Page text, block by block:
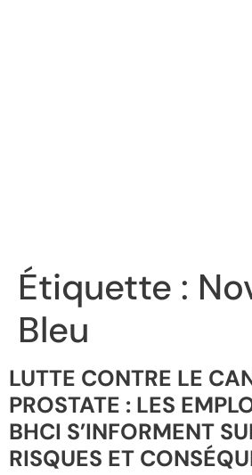
Étiquette :
Bleu
LUTTE CONTRE LE
PROSTATE : LES
BHCI S’INFORMENT
RISQUES ET